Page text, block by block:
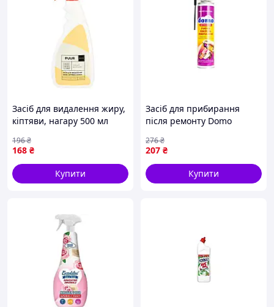
Засіб для видалення жиру,
кіптяви, нагару 500 мл
168 ₴
196₴
Купити
Засіб для прибирання
після ремонту Domo
(4820024949866)
207 ₴
276₴
Купити